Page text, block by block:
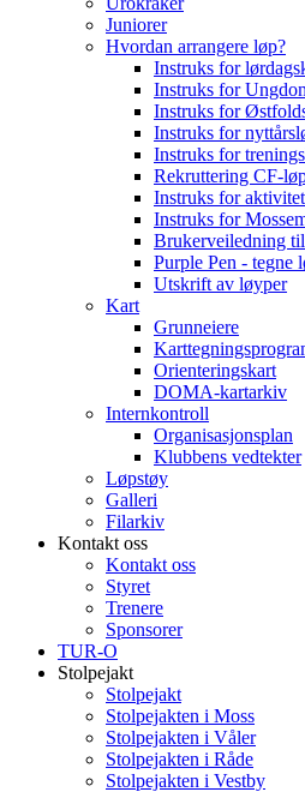
Juniorer
Hvordan arrangere løp?
Instruks for
Instruks for
Instruks for
Instruks for
Instruks for
Rekruttering CF-
Instruks for
Instruks for
Brukerveiledning
Purple Pen - tegne
Utskrift av løyper
Kart
Grunneiere
Orienteringskart
DOMA-kartarkiv
Internkontroll
Organisasjonsplan
Klubbens vedtekter
Løpstøy
Galleri
Filarkiv
Kontakt oss
Kontakt oss
Styret
Trenere
Sponsorer
TUR-O
Stolpejakt
Stolpejakt
Stolpejakten i Moss
Stolpejakten i Våler
Stolpejakten i Råde
Stolpejakten i Vestby